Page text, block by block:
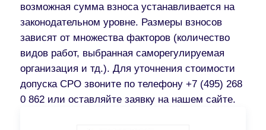
возможная сумма взноса устанавливается на
законодательном уровне. Размеры взносов
зависят от множества факторов (количество
видов работ, выбранная саморегулируемая
организация и тд.). Для уточнения стоимости
допуска СРО звоните по телефону +7 (495) 268
0 862 или оставляйте заявку на нашем сайте.